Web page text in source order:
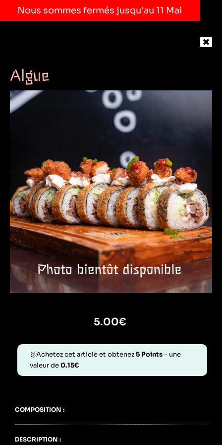
Nous sommes fermés jusqu'au 11 Mai
Algue
5.00€
🥇Achetez cet article et obtenez5 Points- une
valeur de0.15€
COMPOSITION :
DESCRIPTION :